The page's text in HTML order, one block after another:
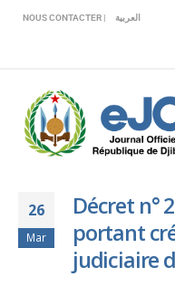
comprend
système
NOUS CONTACTER | العربية
26
Mar
Décret n°
portant
judiciaire